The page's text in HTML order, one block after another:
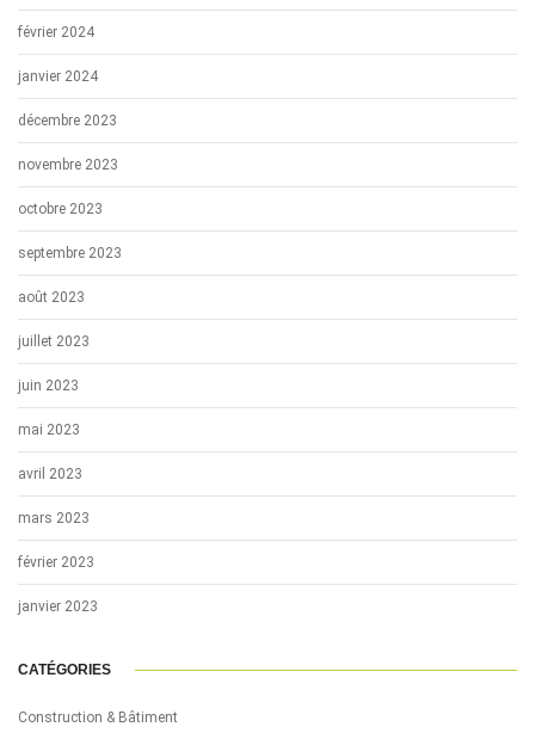
février 2024
janvier 2024
décembre 2023
novembre 2023
octobre 2023
septembre 2023
août 2023
juillet 2023
juin 2023
mai 2023
avril 2023
mars 2023
février 2023
janvier 2023
CATÉGORIES
Construction & Bâtiment